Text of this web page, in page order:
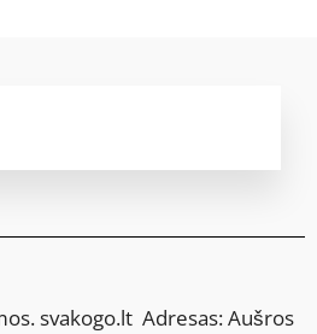
svakogo.lt Adresas: Aušros